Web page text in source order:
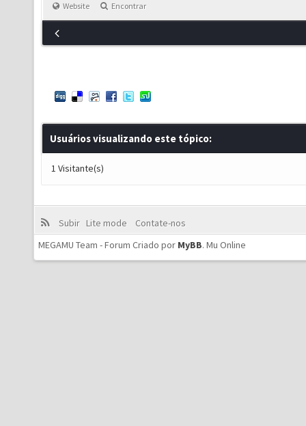
Website Encontrar
Usuários visualizando este tópico:
1 Visitante(s)
Subir Lite mode
Contate-nos
MEGAMU Team - Forum Criado por MyBB. Mu Online